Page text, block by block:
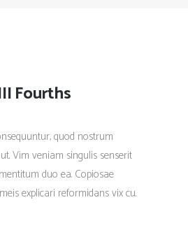
Fourths
quod nostrum
Vim veniam singulis senserit
duo ea. Copiosae
explicari reformidans vix cu.